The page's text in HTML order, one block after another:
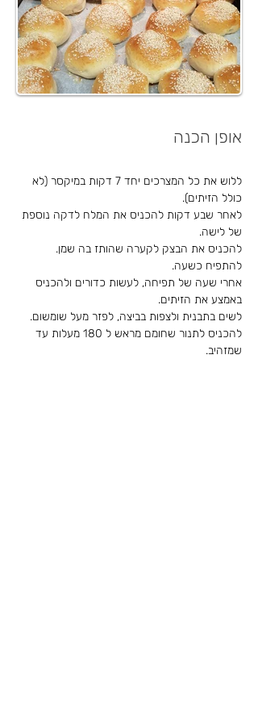
אופן הכנה
ללוש את כל המצרכים יחד 7 דקות במיקסר (לא
כולל הזיתים).
לאחר שבע דקות להכניס את המלח לדקה נוספת
של לישה.
להכניס את הבצק לקערה שהותז בה שמן.
להתפיח כשעה.
אחרי שעה של תפיחה, לעשות כדורים ולהכניס
באמצע את הזיתים.
לשים בתבנית ולצפות בביצה, לפזר מעל שומשום.
להכניס לתנור שחומם מראש ל 180 מעלות עד
שמזהיב.